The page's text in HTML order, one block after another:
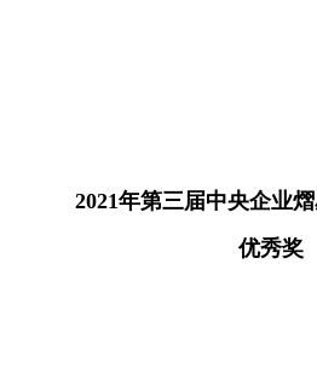
2021年第三届中央企业
优秀奖